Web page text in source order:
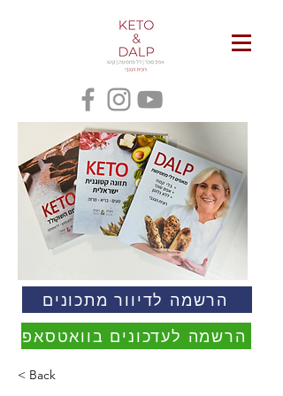
הרשמה לדיוור מתכונים
הרשמה לעדכונים בוואטסאפ
< Back